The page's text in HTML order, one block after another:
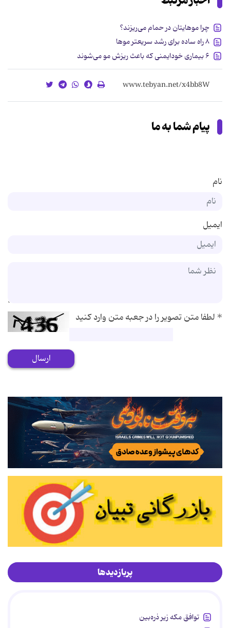
چرا موهایتان در حمام می‌ریزند؟
۸ راه ساده برای رشد سریعتر موها
۶ بیماری‌ خودایمنی که باعث ریزش مو می‌شوند
پیام شما به ما
نام
ایمیل
*لطفا متن تصویر را در جعبه متن وارد کنید
ارسال
پربازدیدها
توافق مکه زیر ذره‌بین